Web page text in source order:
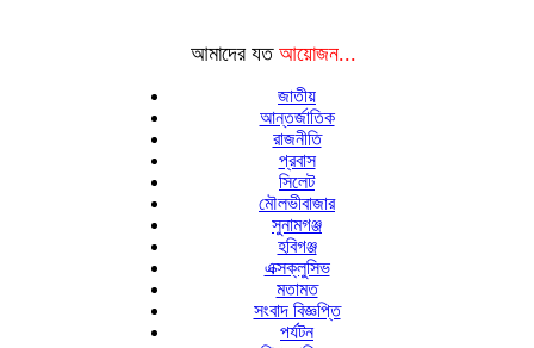
আমাদের যত আয়োজন...
জাতীয়
আন্তর্জাতিক
রাজনীতি
প্রবাস
সিলেট
মৌলভীবাজার
সুনামগঞ্জ
হবিগঞ্জ
এক্সক্লুসিভ
মতামত
সংবাদ বিজ্ঞপ্তি
পর্যটন